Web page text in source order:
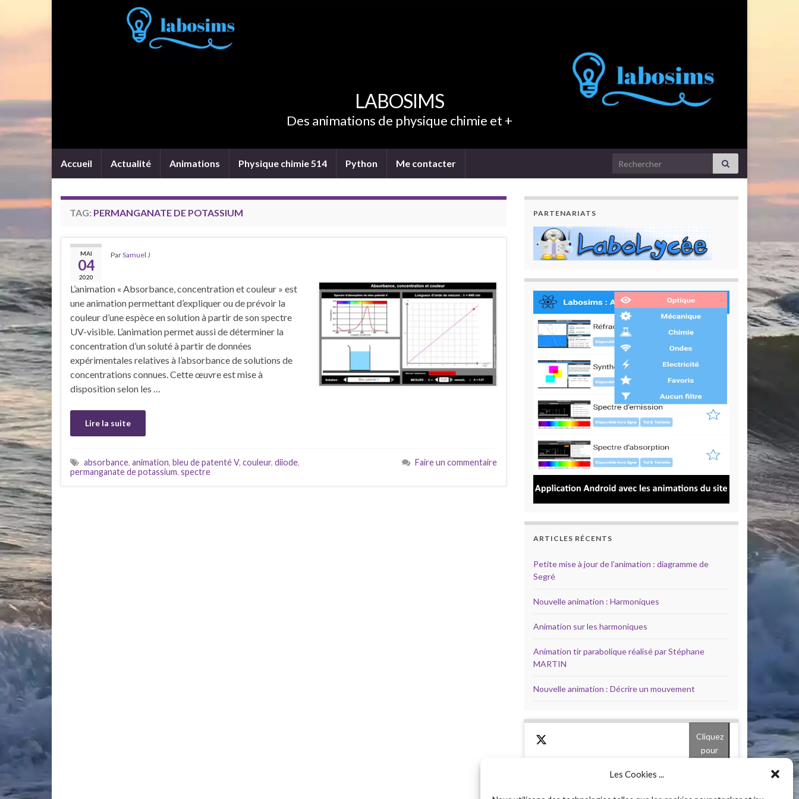
Les Cookies ...
LABOSIMS
Des animations de physique chimie et +
Accueil Actualité Animations Physique chimie 514 Python Me contacter Search for:
TAG: PERMANGANATE DE POTASSIUM
MAI
04
2020
ParSamuel J
L’animation « Absorbance, concentration et couleur » est
une animation permettant d’expliquer ou de prévoir la
couleur d’une espèce en solution à partir de son spectre
UV-visible. L’animation permet aussi de déterminer la
concentration d’un soluté à partir de données
expérimentales relatives à l’absorbance de solutions de
concentrations connues. Cette œuvre est mise à
disposition selon les …
Lire la suite
absorbance, animation, bleu de patenté V, couleur, diiode,
permanganate de potassium, spectre
Faire un commentaire
PARTENARIATS
ARTICLES RÉCENTS
Petite mise à jour de l’animation : diagramme de
Segré
Nouvelle animation : Harmoniques
Animation sur les harmoniques
Animation tir parabolique réalisé par Stéphane
MARTIN
Nouvelle animation : Décrire un mouvement
Cliquez
pour